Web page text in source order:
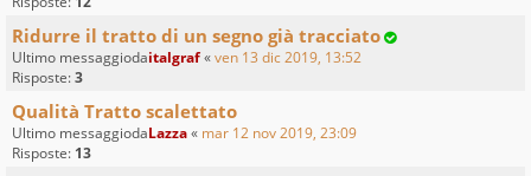
Ridurre il tratto di un segno già tracciato
Ultimo messaggiodaitalgraf«ven 13 dic 2019, 13:52
Risposte:3
Qualità Tratto scalettato
Ultimo messaggiodaLazza« mar 12 nov 2019, 23:09
Risposte: 13